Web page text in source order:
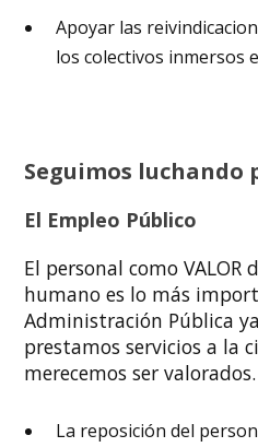
Apoyar las
los colectivos inmersos
Seguimos luchando
El Empleo Público
El personal como
humano es lo más
Administración Pública
prestamos servicios a la
merecemos ser valorados.
La reposición del